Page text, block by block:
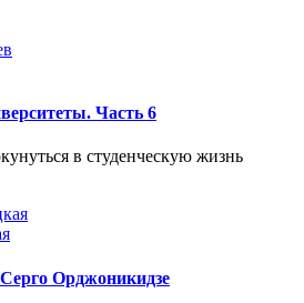
Часть 6
в студенческую жизнь
Орджоникидзе